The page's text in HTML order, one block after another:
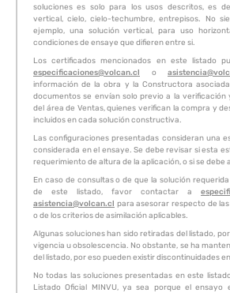
soluciones es solo para los usos descritos, es
vertical, cielo, cielo-techumbre, entrepisos. No
ejemplo, una solución vertical, para uso
condiciones de ensaye que difieren entre si.
Los certificados mencionados en este listado
especificaciones@volcan.cl o
información de la obra y la Constructora
documentos se envían solo previo a la
del área de Ventas, quienes verifican la compra y
incluidos en cada solución constructiva.
Las configuraciones presentadas consideran una
considerada en el ensaye. Se debe revisar si esta
requerimiento de altura de la aplicación, o si se debe
En caso de consultas o de que la solución
de este listado, favor contactar a
asistencia@volcan.cl para asesorar respecto de
o de los criterios de asimilación aplicables.
Algunas soluciones han sido retiradas del listado,
vigencia u obsolescencia. No obstante, se ha
del listado, por eso pueden existir discontinuidades
No todas las soluciones presentadas en este
Listado Oficial MINVU, ya sea porque el ensayo